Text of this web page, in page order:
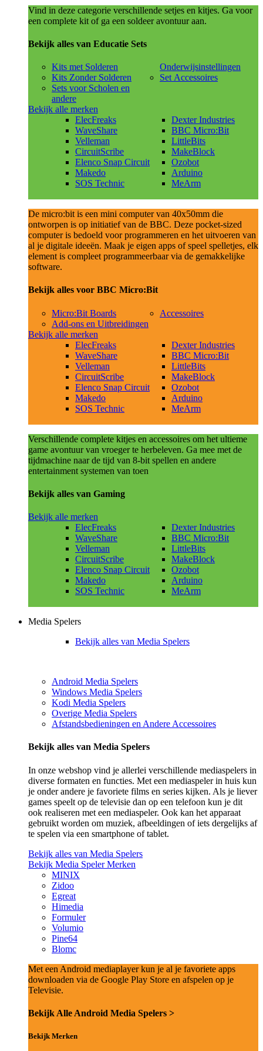
Vind in deze categorie verschillende setjes en kitjes. Ga voor
een complete kit of ga een soldeer avontuur aan.
Bekijk alles van Educatie Sets
Kits met Solderen
Kits Zonder Solderen
Sets voor Scholen en
andere
Onderwijsinstellingen
Set Accessoires
Bekijk alle merken
ElecFreaks
WaveShare
Velleman
CircuitScribe
Elenco Snap Circuit
Makedo
SOS Technic
Dexter Industries
BBC Micro:Bit
LittleBits
MakeBlock
Ozobot
Arduino
MeArm
De micro:bit is een mini computer van 40x50mm die
ontworpen is op initiatief van de BBC. Deze pocket-sized
computer is bedoeld voor programmeren en het uitvoeren van
al je digitale ideeën. Maak je eigen apps of speel spelletjes, elk
element is compleet programmeerbaar via de gemakkelijke
software.
Bekijk alles voor BBC Micro:Bit
Micro:Bit Boards
Add-ons en Uitbreidingen
Accessoires
Bekijk alle merken
ElecFreaks
WaveShare
Velleman
CircuitScribe
Elenco Snap Circuit
Makedo
SOS Technic
Dexter Industries
BBC Micro:Bit
LittleBits
MakeBlock
Ozobot
Arduino
MeArm
Verschillende complete kitjes en accessoires om het ultieme
game avontuur van vroeger te herbeleven. Ga mee met de
tijdmachine naar de tijd van 8-bit spellen en andere
entertainment systemen van toen
Bekijk alles van Gaming
Bekijk alle merken
ElecFreaks
WaveShare
Velleman
CircuitScribe
Elenco Snap Circuit
Makedo
SOS Technic
Dexter Industries
BBC Micro:Bit
LittleBits
MakeBlock
Ozobot
Arduino
MeArm
Media Spelers
Bekijk alles van Media Spelers
Android Media Spelers
Windows Media Spelers
Kodi Media Spelers
Overige Media Spelers
Afstandsbedieningen en Andere Accessoires
Bekijk alles van Media Spelers
In onze webshop vind je allerlei verschillende mediaspelers in
diverse formaten en functies. Met een mediaspeler in huis kun
je onder andere je favoriete films en series kijken. Als je liever
games speelt op de televisie dan op een telefoon kun je dit
ook realiseren met een mediaspeler. Ook kan het apparaat
gebruikt worden om muziek, afbeeldingen of iets dergelijks af
te spelen via een smartphone of tablet.
Bekijk alles van Media Spelers
Bekijk Media Speler Merken
MINIX
Zidoo
Egreat
Himedia
Formuler
Volumio
Pine64
Blomc
Met een Android mediaplayer kun je al je favoriete apps
downloaden via de Google Play Store en afspelen op je
Televisie.
Bekijk Alle Android Media Spelers >
Bekijk Merken